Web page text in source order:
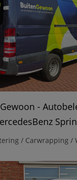
-
/ Carwrapping /